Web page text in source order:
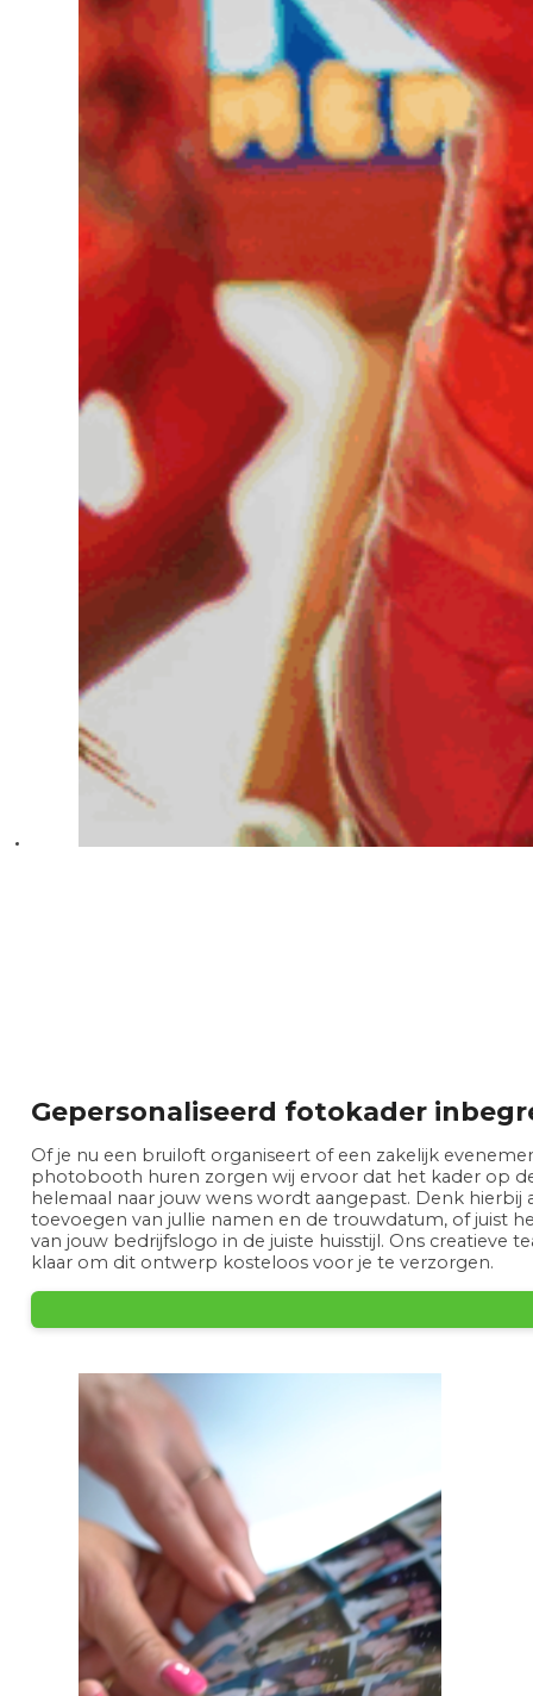
Gepersonaliseerd fotokader
Of je nu een bruiloft organiseert of een zakelijk
photobooth huren zorgen wij ervoor dat het kader op
helemaal naar jouw wens wordt aangepast. Denk hierbij
toevoegen van jullie namen en de trouwdatum, of juist
van jouw bedrijfslogo in de juiste huisstijl. Ons creatieve
klaar om dit ontwerp kosteloos voor je te verzorgen.